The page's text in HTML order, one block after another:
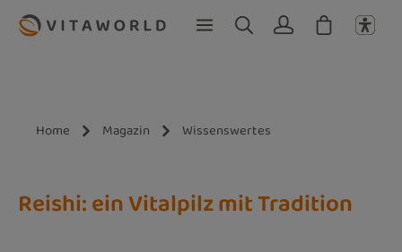
Zum Hauptinhalt springen
Home Magazin Wissenswertes
Reishi: ein Vitalpilz mit Tradition